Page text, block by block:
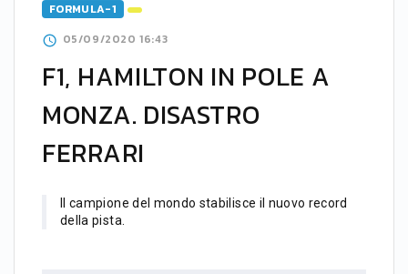
FORMULA-1
05/09/2020 16:43
F1, HAMILTON IN POLE A
MONZA. DISASTRO
FERRARI
Il campione del mondo stabilisce il nuovo record
della pista.